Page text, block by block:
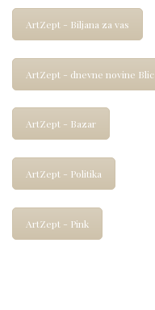
ArtZept - Biljana za vas
ArtZept - dnevne novine Blic
ArtZept - Bazar
ArtZept - Politika
ArtZept - Pink